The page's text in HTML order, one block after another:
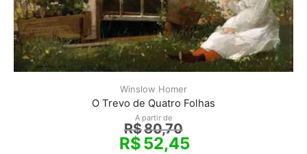
Winslow Homer
O Trevo de Quatro Folhas
A partir de
R$80,70
R$52,45